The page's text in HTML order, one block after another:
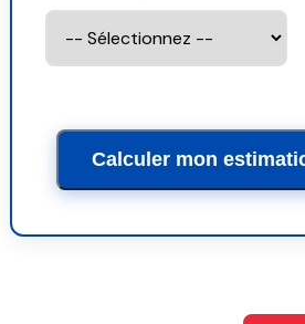
Calculer mon